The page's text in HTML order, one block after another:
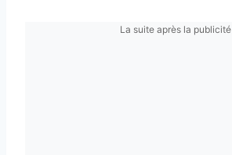
La suite après la publicité